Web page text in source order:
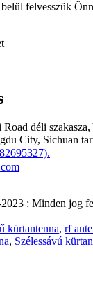
felvesszük
déli
City, Sichuan
: Minden jog
kürtantenna, rf
, Szélessávú